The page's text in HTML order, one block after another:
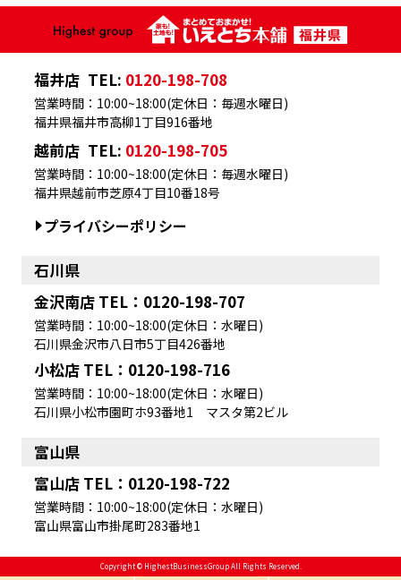
福井店 TEL: 0120-198-708
福井県福井市高柳1丁目916番地
営業時間：10:00~18:00(定休日：毎週水曜日)
越前店 TEL: 0120-198-705
福井県越前市芝原4丁目10番18号
営業時間：10:00~18:00(定休日：毎週水曜日)
プライバシーポリシー
石川県
金沢南店 TEL：0120-198-707
営業時間：10:00~18:00(定休日：水曜日)
石川県金沢市八日市5丁目426番地
小松店 TEL：0120-198-716
営業時間：10:00~18:00(定休日：水曜日)
石川県小松市園町ホ93番地1 マスタ第2ビル
富山県
富山店 TEL：0120-198-722
営業時間：10:00~18:00(定休日：水曜日)
富山県富山市掛尾町283番地1
Copyright © HighestBusinessGroup All Rights Reserved.